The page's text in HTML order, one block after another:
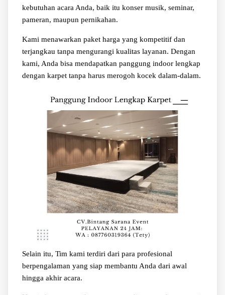
kebutuhan acara Anda, baik itu konser musik, seminar,
pameran, maupun pernikahan.
Kami menawarkan paket harga yang kompetitif dan
terjangkau tanpa mengurangi kualitas layanan. Dengan
kami, Anda bisa mendapatkan panggung indoor lengkap
dengan karpet tanpa harus merogoh kocek dalam-dalam.
Selain itu, Tim kami terdiri dari para profesional
berpengalaman yang siap membantu Anda dari awal
hingga akhir acara.